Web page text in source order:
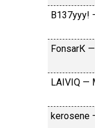
B137yyy!
FоnsаrК
LАIVIQ —
​kеrоsеnе